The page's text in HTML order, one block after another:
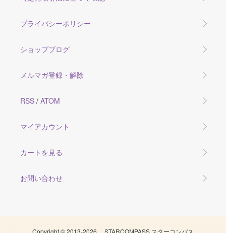
プライバシーポリシー
ショップブログ
メルマガ登録・解除
RSS / ATOM
マイアカウント
カートを見る
お問い合わせ
Copyright © 2013-2026 STARCOMPASS スターコンパス